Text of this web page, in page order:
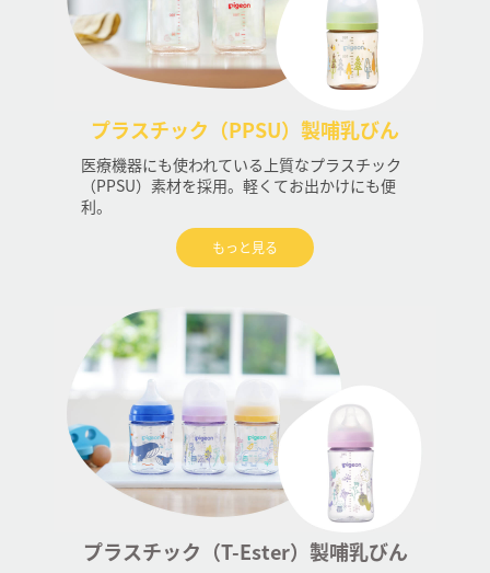
プラスチック（PPSU）製哺乳びん
医療機器にも使われている上質なプラスチック
（PPSU）素材を採用。軽くてお出かけにも便
利。
もっと見る
プラスチック（T-Ester）製哺乳びん